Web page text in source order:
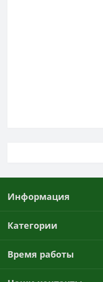
Информация
Категории
Время работы